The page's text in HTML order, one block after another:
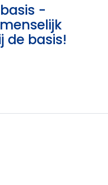
-
de basis!